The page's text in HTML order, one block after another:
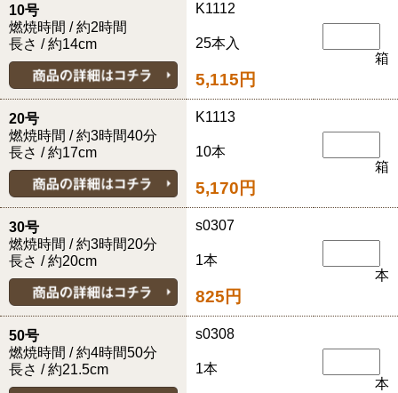
10号
燃焼時間 / 約2時間
長さ / 約14cm
K1112
25本入
5,115円
箱
20号
燃焼時間 / 約3時間40分
長さ / 約17cm
K1113
10本
5,170円
箱
30号
燃焼時間 / 約3時間20分
長さ / 約20cm
s0307
1本
825円
本
50号
燃焼時間 / 約4時間50分
長さ / 約21.5cm
s0308
1本
本